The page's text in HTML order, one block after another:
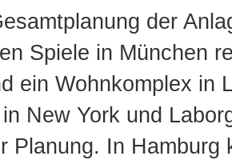
der
Spiele in München
ein Wohnkomplex in
New York und
Planung. In Hamburg